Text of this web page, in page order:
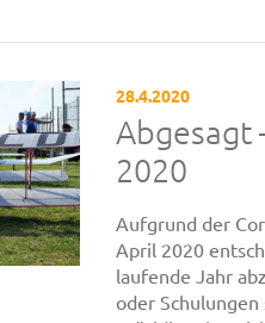
28.4.2020
Abgesagt
2020
Aufgrund der
April 2020
laufende Jahr
oder